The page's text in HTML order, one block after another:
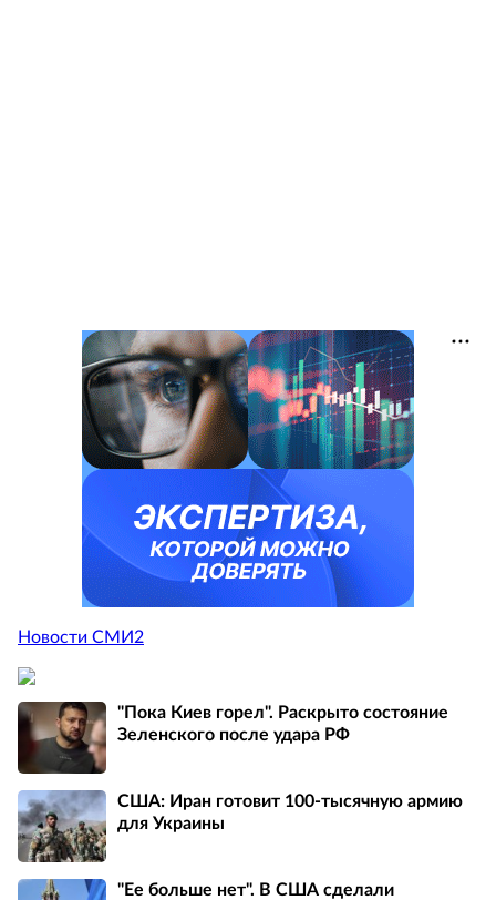
Новости СМИ2
"Пока Киев горел". Раскрыто состояние
Зеленского после удара РФ
США: Иран готовит 100-тысячную армию
для Украины
"Ее больше нет". В США сделали